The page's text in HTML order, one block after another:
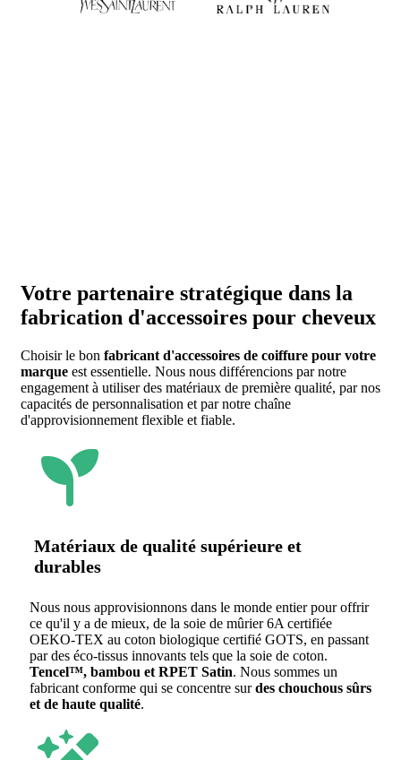
Votre partenaire stratégique dans la
fabrication d'accessoires pour cheveux
Choisir le bon fabricant d'accessoires de coiffure pour votre
marque est essentielle. Nous nous différencions par notre
engagement à utiliser des matériaux de première qualité, par nos
capacités de personnalisation et par notre chaîne
d'approvisionnement flexible et fiable.
Matériaux de qualité supérieure et
durables
Nous nous approvisionnons dans le monde entier pour offrir
ce qu'il y a de mieux, de la soie de mûrier 6A certifiée
OEKO-TEX au coton biologique certifié GOTS, en passant
par des éco-tissus innovants tels que la soie de coton.
Tencel™, bambou et RPET Satin. Nous sommes un
fabricant conforme qui se concentre surdes chouchous sûrs
et de haute qualité.